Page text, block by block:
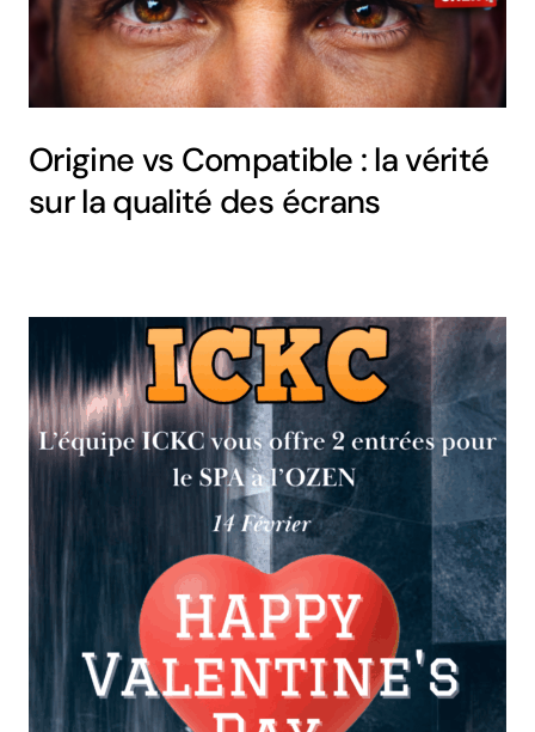
Origine vs Compatible : la vérité
sur la qualité des écrans